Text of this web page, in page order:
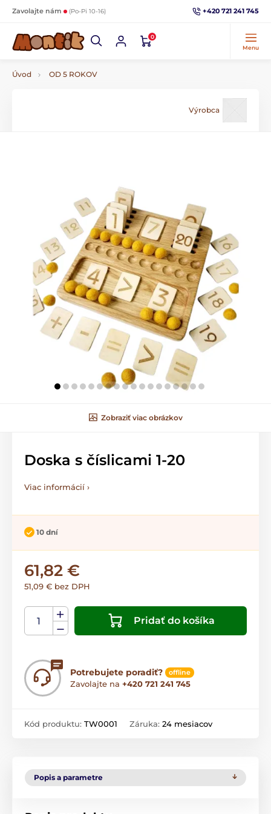
Zavolajte nám (Po-Pi 10-16) +420 721 241 745
0
Menu
Úvod OD 5 ROKOV
Výrobca
Zobraziť viac obrázkov
Doska s číslicami 1-20
Viac informácií ›
10 dní
61,82 €
51,09 € bez DPH
Pridať do košíka
Potrebujete poradiť? offline
Zavolajte na +420 721 241 745
Kód produktu: TW0001 Záruka: 24 mesiacov
Popis a parametre